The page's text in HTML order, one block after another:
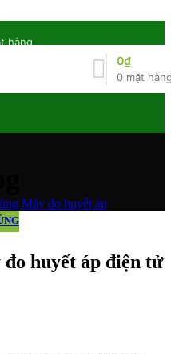
hàng
0 mặt
0₫
Máy đo huyết áp
huyết áp điện tử